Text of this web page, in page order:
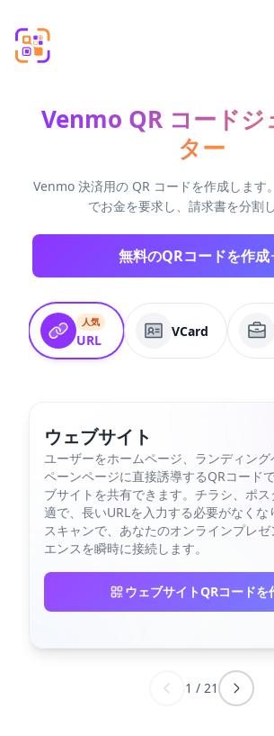
Venmo QR コードジ
ター
Venmo 決済用の QR コードを作成します
でお金を要求し、請求書を分割し
無料のQRコードを作成
人気
URL
VCard
ウェブサイト
ユーザーをホームページ、ランディン
ペーンページに直接誘導するQRコード
ブサイトを共有できます。チラシ、ポ
適で、長いURLを入力する必要がなくな
スキャンで、あなたのオンラインプレゼ
エンスを瞬時に接続します。
ウェブサイトQRコードを
1 / 21